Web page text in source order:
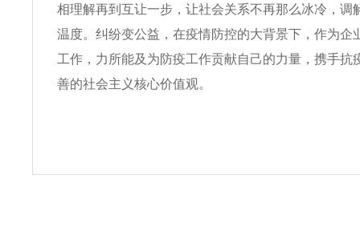
相理解再到互让一步，让社会关系不再那么冰冷，调
温度。纠纷变公益，在疫情防控的大背景下，作为企
工作，力所能及为防疫工作贡献自己的力量，携手抗
善的社会主义核心价值观。